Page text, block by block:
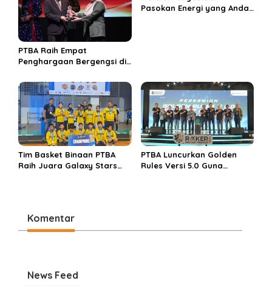
PTBA Raih Empat
Penghargaan Bergengsi di
Awards 2026 Berkat
Bangun Komunikasi
Kredibel dan Bernilai
Pasokan Energi yang Andal
Tim Basket Binaan PTBA
Raih Juara Galaxy Stars
PTBA Luncurkan Golden
Rules Versi 5.0 Guna
Komentar
News Feed